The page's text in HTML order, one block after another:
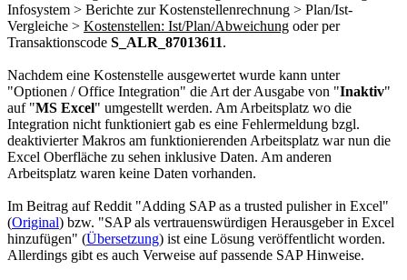
Infosystem > Berichte zur Kostenstellenrechnung > Plan/Ist-
Vergleiche > Kostenstellen: Ist/Plan/Abweichung oder per
Transaktionscode S_ALR_87013611.
Nachdem eine Kostenstelle ausgewertet wurde kann unter
"Optionen / Office Integration" die Art der Ausgabe von "Inaktiv"
auf "MS Excel" umgestellt werden. Am Arbeitsplatz wo die
Integration nicht funktioniert gab es eine Fehlermeldung bzgl.
deaktivierter Makros am funktionierenden Arbeitsplatz war nun die
Excel Oberfläche zu sehen inklusive Daten. Am anderen
Arbeitsplatz waren keine Daten vorhanden.
Im Beitrag auf Reddit "Adding SAP as a trusted pulisher in Excel"
(Original) bzw. "SAP als vertrauenswürdigen Herausgeber in Excel
hinzufügen" (Übersetzung) ist eine Lösung veröffentlicht worden.
Allerdings gibt es auch Verweise auf passende SAP Hinweise.